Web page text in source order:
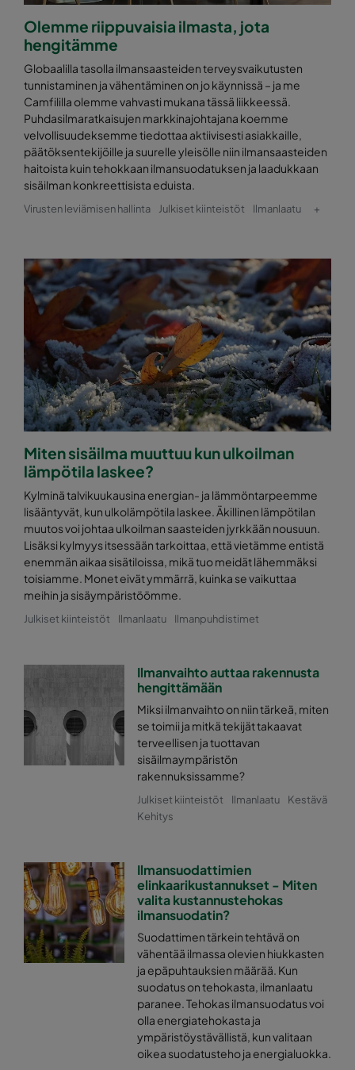
Olemme riippuvaisia ilmasta, jota
hengitämme
Globaalilla tasolla ilmansaasteiden terveysvaikutusten
tunnistaminen ja vähentäminen on jo käynnissä – ja me
Camfililla olemme vahvasti mukana tässä liikkeessä.
Puhdasilmaratkaisujen markkinajohtajana koemme
velvollisuudeksemme tiedottaa aktiivisesti asiakkaille,
päätöksentekijöille ja suurelle yleisölle niin ilmansaasteiden
haitoista kuin tehokkaan ilmansuodatuksen ja laadukkaan
sisäilman konkreettisista eduista.
Virusten leviämisen hallinta Julkiset kiinteistöt Ilmanlaatu +
Miten sisäilma muuttuu kun ulkoilman
lämpötila laskee?
Kylminä talvikuukausina energian- ja lämmöntarpeemme
lisääntyvät, kun ulkolämpötila laskee. Äkillinen lämpötilan
muutos voi johtaa ulkoilman saasteiden jyrkkään nousuun.
Lisäksi kylmyys itsessään tarkoittaa, että vietämme entistä
enemmän aikaa sisätiloissa, mikä tuo meidät lähemmäksi
toisiamme. Monet eivät ymmärrä, kuinka se vaikuttaa
meihin ja sisäympäristöömme.
Julkiset kiinteistöt Ilmanlaatu Ilmanpuhdistimet
Ilmanvaihto auttaa rakennusta
hengittämään
Miksi ilmanvaihto on niin tärkeä, miten
se toimii ja mitkä tekijät takaavat
terveellisen ja tuottavan
sisäilmaympäristön
rakennuksissamme?
Julkiset kiinteistöt Ilmanlaatu
Kestävä
Kehitys
Ilmansuodattimien
elinkaarikustannukset - Miten
valita kustannustehokas
ilmansuodatin?
Suodattimen tärkein tehtävä on
vähentää ilmassa olevien hiukkasten
ja epäpuhtauksien määrää. Kun
suodatus on tehokasta, ilmanlaatu
paranee. Tehokas ilmansuodatus voi
olla energiatehokasta ja
ympäristöystävällistä, kun valitaan
oikea suodatusteho ja energialuokka.